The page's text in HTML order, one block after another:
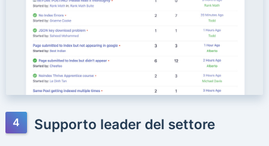
Supporto leader del settore